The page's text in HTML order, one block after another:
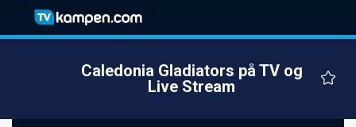
Caledonia Gladiators på TV og
Live Stream